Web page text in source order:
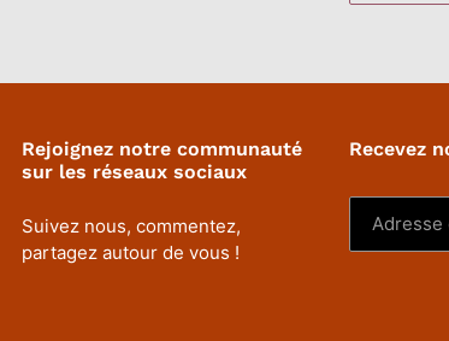
Rejoignez notre communauté
sur les réseaux sociaux
Suivez nous, commentez,
partagez autour de vous !
Recevez